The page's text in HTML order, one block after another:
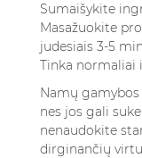
Sumaišykite
Masažuokite
judesiais 3-5
Tinka normaliai
Namų
nes jos gali
nenaudokite
dirginančių